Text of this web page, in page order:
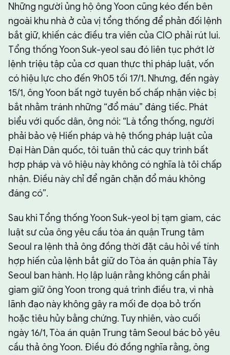
Những người ủng hộ ông Yoon cũng kéo đến bên
ngoài khu nhà ở của vị tổng thống để phản đối lệnh
bắt giữ, khiến các điều tra viên của CIO phải rút lui.
Tổng thống Yoon Suk-yeol sau đó liên tục phớt lờ
lệnh triệu tập của cơ quan thực thi pháp luật, vốn
có hiệu lực cho đến 9h05 tối 17/1. Nhưng, đến ngày
15/1, ông Yoon bất ngờ tuyên bố chấp nhận việc bị
bắt nhằm tránh những “đổ máu” đáng tiếc. Phát
biểu với quốc dân, ông nói: “Là tổng thống, người
phải bảo vệ Hiến pháp và hệ thống pháp luật của
Đại Hàn Dân quốc, tôi tuân thủ các quy trình bất
hợp pháp và vô hiệu này không có nghĩa là tôi chấp
nhận. Điều này chỉ để ngăn chặn đổ máu không
đáng có”.
Sau khi Tổng thống Yoon Suk-yeol bị tạm giam, các
luật sư của ông yêu cầu tòa án quận Trung tâm
Seoul ra lệnh thả ông đồng thời đặt câu hỏi về tính
hợp hiến của lệnh bắt giữ do Tòa án quận phía Tây
Seoul ban hành. Họ lập luận rằng không cần phải
giam giữ ông Yoon trong quá trình điều tra, vì nhà
lãnh đạo này không gây ra mối đe dọa bỏ trốn
hoặc tiêu hủy bằng chứng. Tuy nhiên, vào cuối
ngày 16/1, Tòa án quận Trung tâm Seoul bác bỏ yêu
cầu thả ông Yoon. Điều đó đồng nghĩa rằng, ông